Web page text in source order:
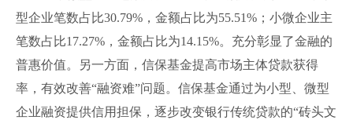
型企业笔数占比30.79%，金额占比为55.51%；小微企业主
笔数占比17.27%，金额占比为14.15%。充分彰显了金融的
普惠价值。另一方面，信保基金提高市场主体贷款获得
率，有效改善“融资难”问题。信保基金通过为小型、微型
企业融资提供信用担保，逐步改变银行传统贷款的“砖头文